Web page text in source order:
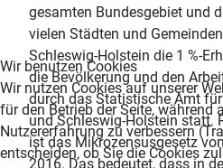
gesamten Bundesgebiet und
vielen Städten und
Schleswig-Holstein die 1 %-
die Bevölkerung und den
durch das Statistische Amt
und Schleswig-Holstein statt.
ist das Mikrozensusgesetz
2016. Das bedeutet, dass in
Wir benutzen Cookies
Wir nutzen Cookies auf unserer
für den Betrieb der Seite, während
Nutzererfahrung zu verbessern
entscheiden, ob Sie die Cookies